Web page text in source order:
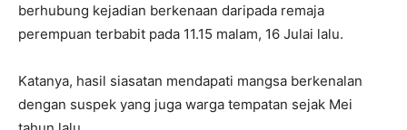
berhubung kejadian berkenaan daripada remaja
perempuan terbabit pada 11.15 malam, 16 Julai lalu.
Katanya, hasil siasatan mendapati mangsa berkenalan
dengan suspek yang juga warga tempatan sejak Mei